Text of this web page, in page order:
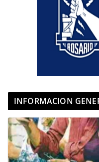
INFORMACION